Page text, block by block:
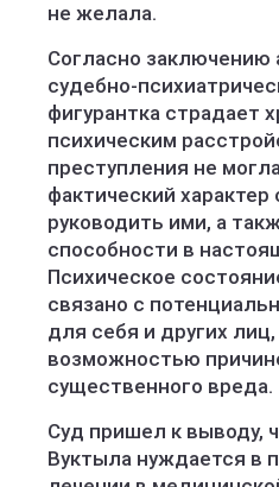
не желала.
Согласно заключению
судебно-
фигурантка страдает
психическим
преступления не
фактический
руководить ими, а
способности в
Психическое
связано с
для себя и других
возможностью
существенного вреда.
Суд пришел к выводу,
Вуктыла нуждается в